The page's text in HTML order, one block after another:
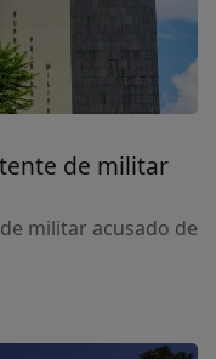
de militar
militar acusado de